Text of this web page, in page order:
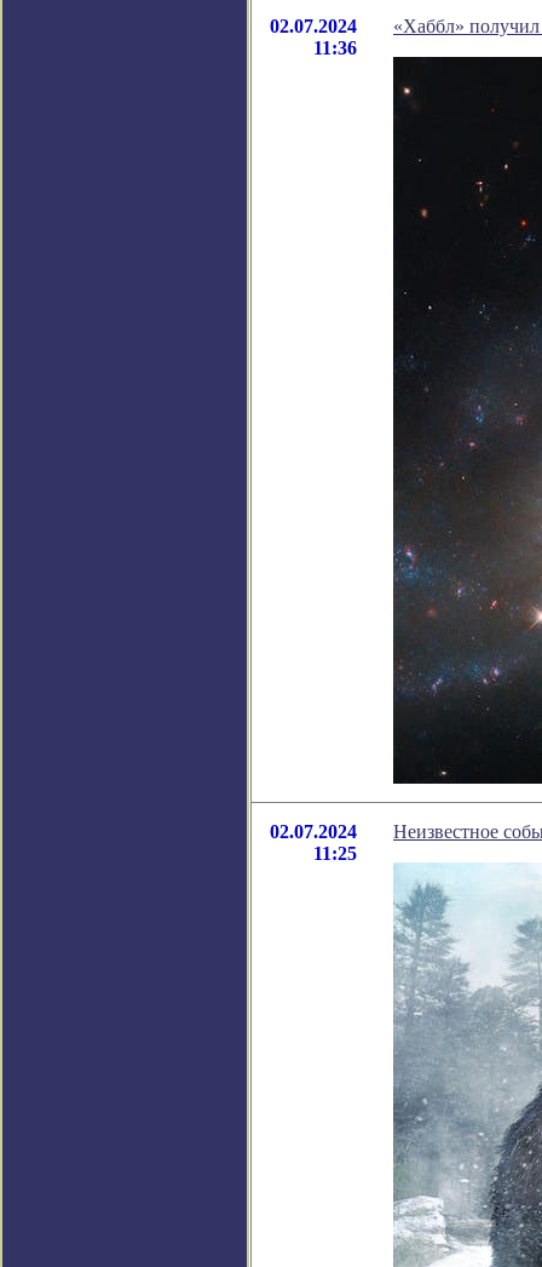
02.07.2024
11:36
«Хаббл» получил
02.07.2024
11:25
Неизвестное